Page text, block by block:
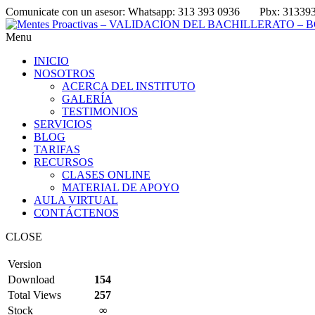
Comunicate con un asesor: Whatsapp: 313 393 0936 Pbx:
Menu
INICIO
NOSOTROS
ACERCA DEL INSTITUTO
GALERÍA
TESTIMONIOS
SERVICIOS
BLOG
TARIFAS
RECURSOS
CLASES ONLINE
MATERIAL DE APOYO
AULA VIRTUAL
CONTÁCTENOS
CLOSE
Version
Download
154
Total Views
257
Stock
∞